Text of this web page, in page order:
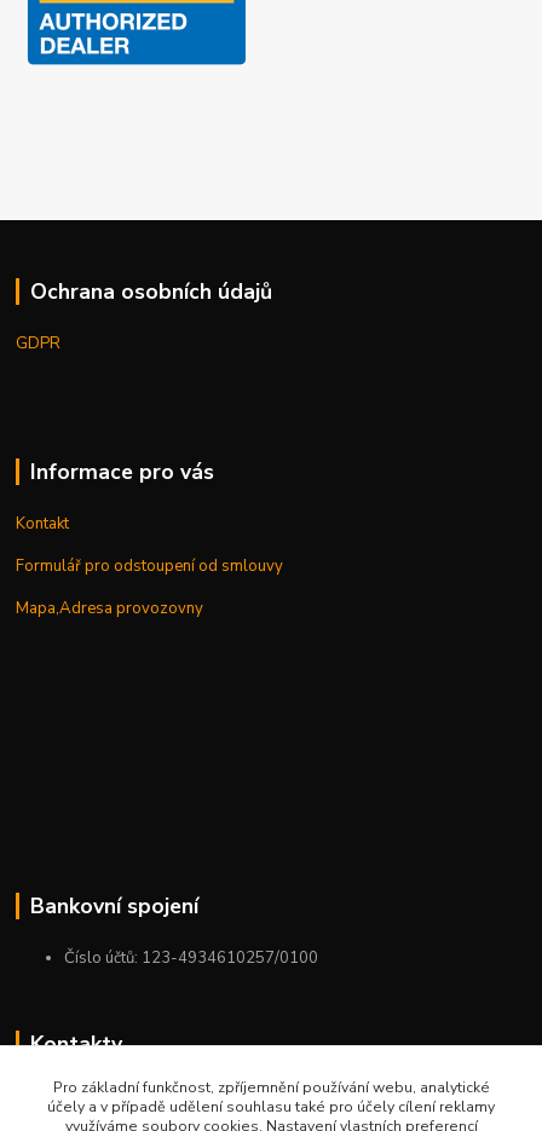
Ochrana osobních údajů
GDPR
Informace pro vás
Kontakt
Formulář pro odstoupení od smlouvy
Mapa,Adresa provozovny
Bankovní spojení
Číslo účtů: 123-4934610257/0100
Kontakty
+420 775 954 963
9:00-12:00-13:00-16:00
Pro základní funkčnost, zpříjemnění používání webu, analytické
účely a v případě udělení souhlasu také pro účely cílení reklamy
využíváme soubory cookies. Nastavení vlastních preferencí